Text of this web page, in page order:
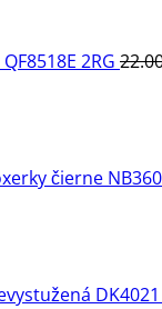
2RG
čierne